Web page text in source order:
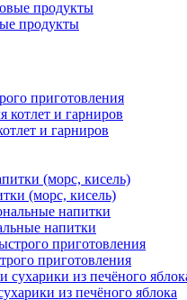
продукты
приготовления
и гарниров
(морс, кисель)
напитки
приготовления
из печёного яблока